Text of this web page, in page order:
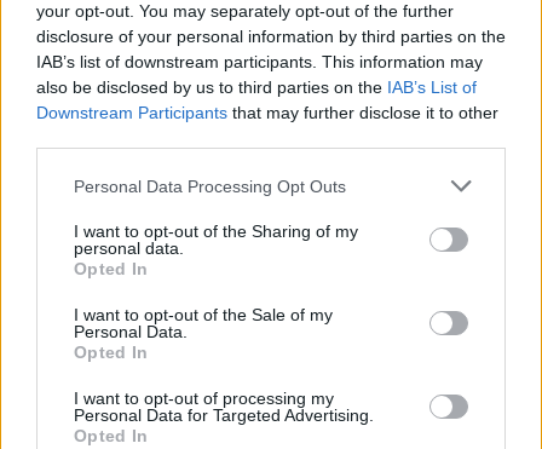
your opt-out. You may separately opt-out of the further
disclosure of your personal information by third parties on the
IAB’s list of downstream participants. This information may
also be disclosed by us to third parties on the IAB’s List of
Downstream Participants that may further disclose it to other
Personal Data Processing Opt Outs
I want to opt-out of the Sharing of my
personal data.
Opted In
I want to opt-out of the Sale of my
Personal Data.
Opted In
I want to opt-out of processing my
Personal Data for Targeted Advertising.
Opted In
18:22
ΟΦΗ: Έκλεισε τον Λορέντσο Ντίκμαν
ΕΛΓΕΚΑ: Προληπτική ανάκληση γνωστής μαρμελάδας
φράουλα
ΠΕΡΙΣΣΟΤΕΡΑ
ΣΧΕΤΙΚA AΡΘΡΑ